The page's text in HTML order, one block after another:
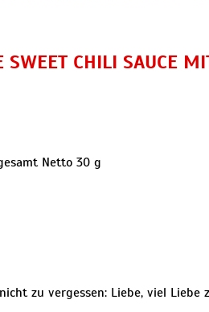
SWEET CHILI SAUCE
Netto 30 g
zu vergessen: Liebe, viel Liebe